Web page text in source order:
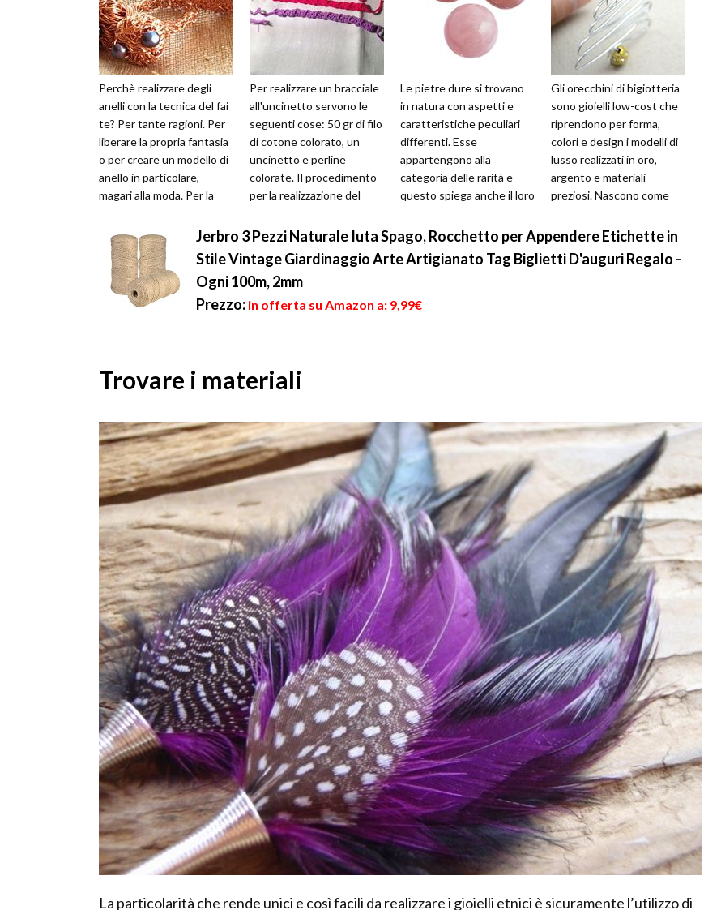
Perchè realizzare degli
anelli con la tecnica del fai
te? Per tante ragioni. Per
liberare la propria fantasia
o per creare un modello di
anello in particolare,
magari alla moda. Per la
Per realizzare un bracciale
all'uncinetto servono le
seguenti cose: 50 gr di filo
di cotone colorato, un
uncinetto e perline
colorate. Il procedimento
per la realizzazione del
Le pietre dure si trovano
in natura con aspetti e
caratteristiche peculiari
differenti. Esse
appartengono alla
categoria delle rarità e
questo spiega anche il loro
da parecchi...
Gli orecchini di bigiotteria
sono gioielli low-cost che
riprendono per forma,
colori e design i modelli di
lusso realizzati in oro,
argento e materiali
preziosi. Nascono come
Jerbro 3 Pezzi Naturale Iuta Spago, Rocchetto per Appendere Etichette in
Stile Vintage Giardinaggio Arte Artigianato Tag Biglietti D'auguri Regalo -
Ogni 100m, 2mm
Prezzo: in offerta su Amazon a: 9,99€
Trovare i materiali
La particolarità che rende unici e così facili da realizzare i gioielli etnici è sicuramente l’utilizzo di